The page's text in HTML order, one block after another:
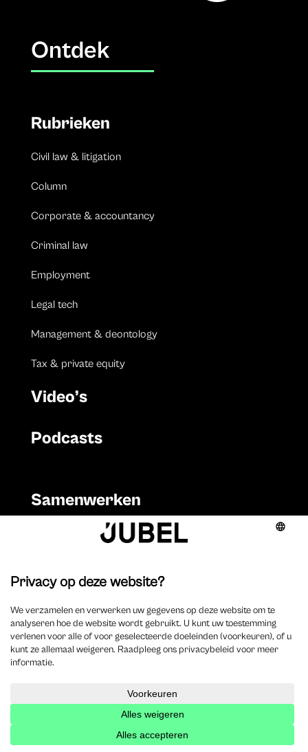
Ontdek
Rubrieken
Civil law & litigation
Column
Corporate & accountancy
Criminal law
Employment
Legal tech
Management & deontology
Tax & private equity
Video’s
Podcasts
Samenwerken
Auteur worden
Videoproductie
Events organiseren
Vacatures
Jobs